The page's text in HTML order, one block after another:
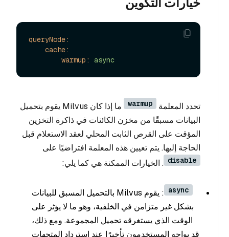
queryNode:
cache:
warmup:
async
تحدد المعلمة warmup
ما إذا كان Milvus يقوم بتحميل
البيانات مسبقًا من مخزن الكائنات في ذاكرة التخزين
المؤقت على القرص الثابت المحلي لعقد الاستعلام قبل
الحاجة إليها. يتم تعيين هذه المعلمة افتراضيًا على
disable . الخيارات الممكنة هي كما يلي:
async
: يقوم Milvus بالتحميل المسبق للبيانات
بشكل غير متزامن في الخلفية، وهو ما لا يؤثر على
الوقت الذي يستغرقه تحميل المجموعة. ومع ذلك،
قد يواجه المستخدمون تأخيرًا عند استرداد المتجهات